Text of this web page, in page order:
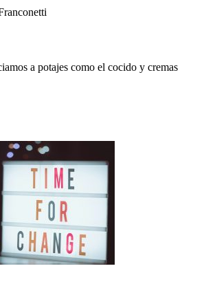
a potajes como el cocido y cremas